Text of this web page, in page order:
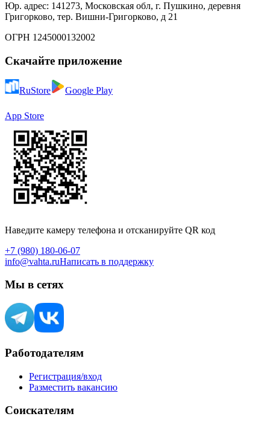
Юр. адрес: 141273, Московская обл, г. Пушкино, деревня
Григорково, тер. Вишни-Григорково, д 21
ОГРН 1245000132002
Скачайте приложение
RuStore Google Play
App Store
Наведите камеру телефона и отсканируйте QR код
+7 (980) 180-06-07
info@vahta.ruНаписать в поддержку
Мы в сетях
Работодателям
Регистрация/вход
Разместить вакансию
Соискателям